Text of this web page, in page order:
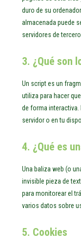
duro de su
almacenada puede
servidores de
3. ¿Qué son
Un script es un
utiliza para hacer
de forma
servidor o en tu
4. ¿Qué es
Una baliza web (o
invisible pieza de
para monitorear el
varios datos sobre
5. Cookies